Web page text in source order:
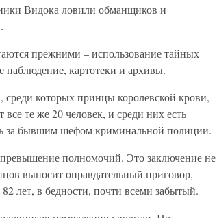
Видока ловили обманщиков и
прежними – использование тайных
наблюдение, картотеки и архивы.
среди которых принцы королевской крови,
те же 20 человек, и среди них есть
за бывшим шефом криминальной полиции.
полномочий. Это заключение не
выносит оправдательный приговор,
лет, в бедности, почти всеми забытый.